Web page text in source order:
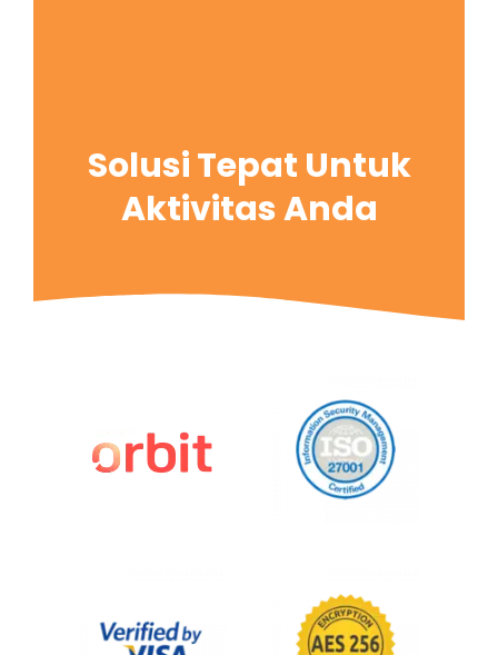
Solusi Tepat Untuk
Aktivitas Anda